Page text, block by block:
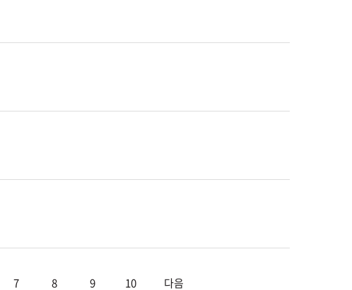
7 8 9 10 다음